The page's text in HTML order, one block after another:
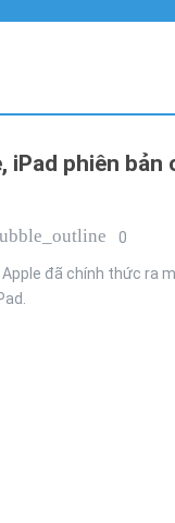
iPad phiên
0
đã chính thức ra